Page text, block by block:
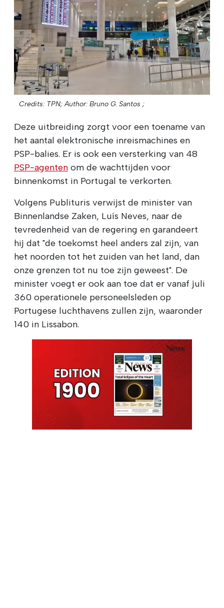
Credits: TPN; Author: Bruno G. Santos ;
Deze uitbreiding zorgt voor een toename van
het aantal elektronische inreismachines en
PSP-balies. Er is ook een versterking van 48
PSP-agenten om de wachttijden voor
binnenkomst in Portugal te verkorten.
Volgens Publituris verwijst de minister van
Binnenlandse Zaken, Luís Neves, naar de
tevredenheid van de regering en garandeert
hij dat "de toekomst heel anders zal zijn, van
het noorden tot het zuiden van het land, dan
onze grenzen tot nu toe zijn geweest". De
minister voegt er ook aan toe dat er vanaf juli
360 operationele personeelsleden op
Portugese luchthavens zullen zijn, waaronder
140 in Lissabon.